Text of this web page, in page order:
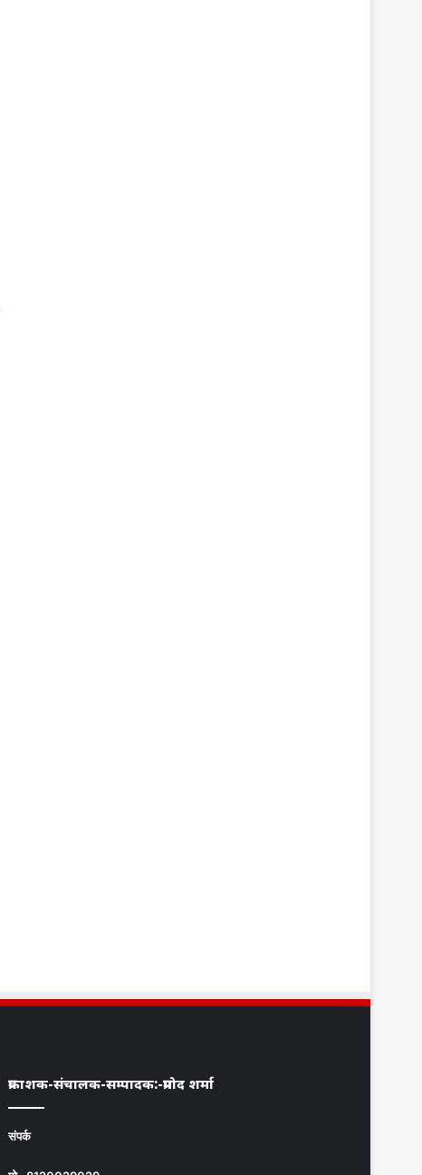
प्रकाशक-संचालक-सम्पादक:-प्रमोद शर्मा
संपर्क